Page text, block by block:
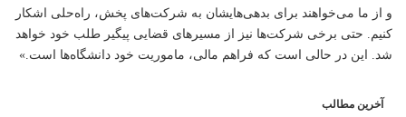
و از ما می‌خواهند برای بدهی‌هایشان به شرکت‌های پخش، راه‌حلی اشکار
کنیم. حتی برخی شرکت‌ها نیز از مسیرهای قضایی پیگیر طلب خود خواهد
شد. این در حالی است که فراهم مالی، ماموریت خود دانشگاه‌ها است.»
آخرین مطالب